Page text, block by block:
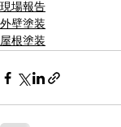
現場報告
外壁塗装
屋根塗装